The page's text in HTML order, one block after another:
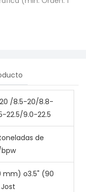
/8.5-20/8.8-
22.5/9.0-22.5
de
mm) o3.5" (90